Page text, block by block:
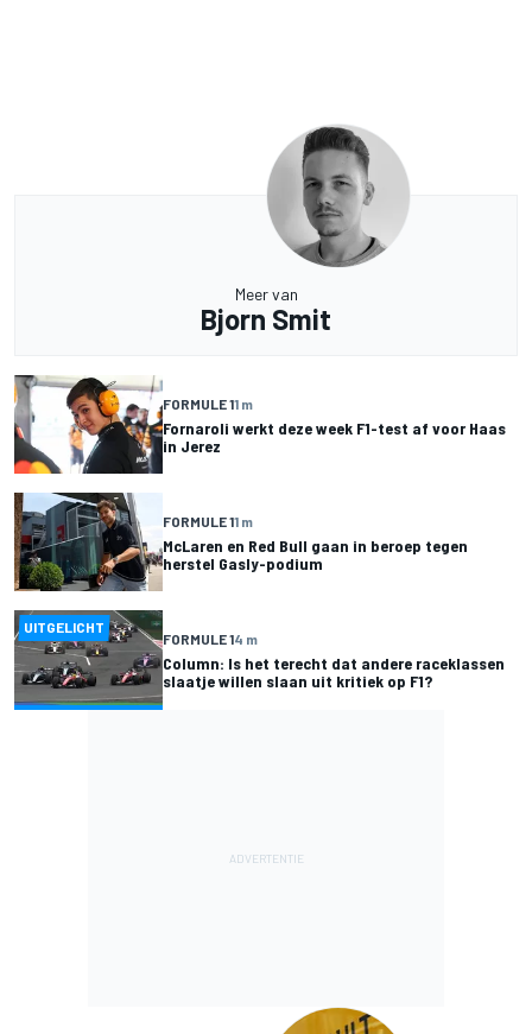
Meer van
Bjorn Smit
FORMULE 11 m
Fornaroli werkt deze week F1-test af voor Haas
in Jerez
FORMULE 11 m
McLaren en Red Bull gaan in beroep tegen
herstel Gasly-podium
UITGELICHT
FORMULE 14 m
Column: Is het terecht dat andere raceklassen
slaatje willen slaan uit kritiek op F1?